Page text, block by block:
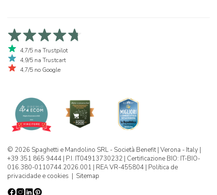
4,7/5 na Trustpilot
4,9/5 na Trustcart
4,7/5 no Google
© 2026 Spaghetti e Mandolino SRL - Società Benefit | Verona - Italy |
+39 351 865 9444 | P.I. IT04913730232 | Certificazione BIO: IT-BIO-
016.380-0110744.2026.001 | REA VR-455804 | Política de
privacidade e cookies | Sitemap